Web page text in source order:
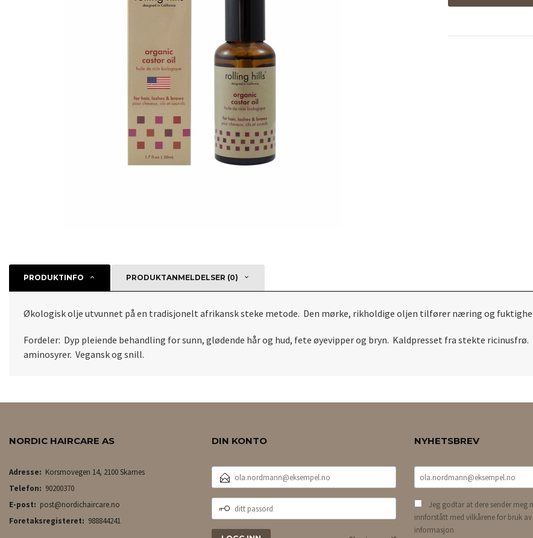
PRODUKTINFO PRODUKTANMELDELSER (0)
Økologisk olje utvunnet på en tradisjonelt afrikansk steke metode. Den mørke, rikholdige oljen tilfører næring
Fordeler: Dyp pleiende behandling for sunn, glødende hår og hud, fete øyevipper og bryn. Kaldpresset fra stekte
aminosyrer. Vegansk og snill.
NORDIC HAIRCARE AS
Adresse: Korsmovegen 14, 2100 Skarnes
Telefon: 90200370
E-post: post@nordichaircare.no
Foretaksregisteret: 988844241
DIN KONTO
POSTADRESSE
PASSORD
NYHETSBREV
Jeg godtar at dere sender meg
innforstått med vilkårene for bruk
informasjon